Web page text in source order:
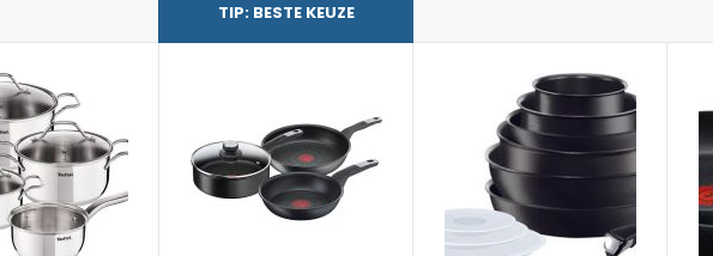
TIP: BESTE KEUZE